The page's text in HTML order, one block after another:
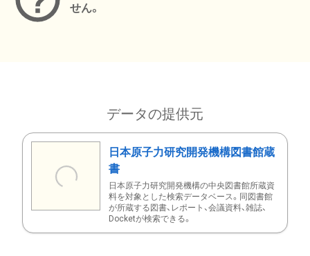
せん。
データの提供元
日本原子力研究開発機構図書館蔵
書
日本原子力研究開発機構の中央図書館所蔵資
料を対象とした検索データベース。同図書館
が所蔵する図書、レポート、会議資料、雑誌、
Docketが検索できる。